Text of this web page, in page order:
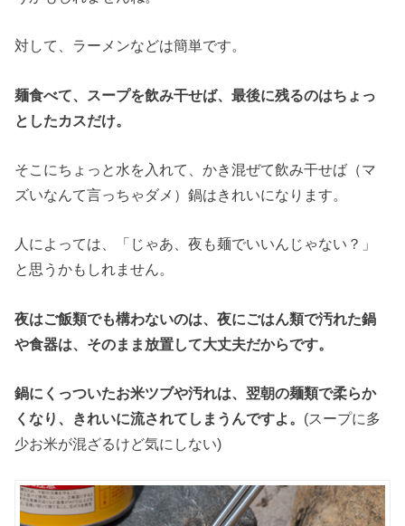
対して、ラーメンなどは簡単です。
麺食べて、スープを飲み干せば、最後に残るのはちょっ
としたカスだけ。
そこにちょっと水を入れて、かき混ぜて飲み干せば（マ
ズいなんて言っちゃダメ）鍋はきれいになります。
人によっては、「じゃあ、夜も麺でいいんじゃない？」
と思うかもしれません。
夜はご飯類でも構わないのは、夜にごはん類で汚れた鍋
や食器は、そのまま放置して大丈夫だからです。
鍋にくっついたお米ツブや汚れは、翌朝の麺類で柔らか
くなり、きれいに流されてしまうんですよ。 (スープに多
少お米が混ざるけど気にしない)